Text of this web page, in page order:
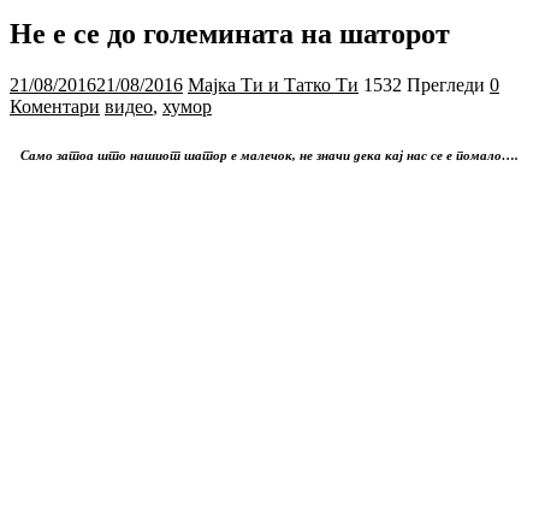
Не е се до големината на шаторот
21/08/201621/08/2016 Мајка Ти и Татко Ти 1532 Прегледи 0
Коментари видео, хумор
Само затоа што нашиот шатор е малечок, не значи дека кај нас се е помало….